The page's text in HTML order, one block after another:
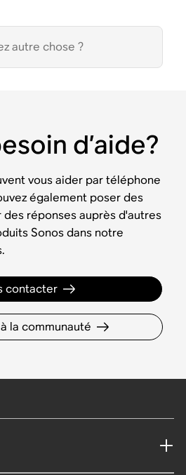
d’aide?
vous aider par téléphone
également poser des
réponses auprès d'autres
Sonos dans notre
contacter
la communauté